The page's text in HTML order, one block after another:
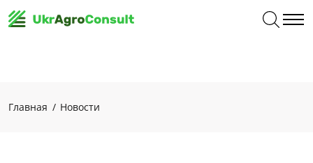
Главная Новости